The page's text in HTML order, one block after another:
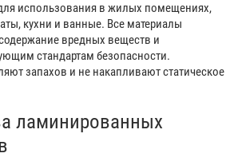
использования в жилых помещениях,
кухни и ванные. Все материалы
вредных веществ и
стандартам безопасности.
запахов и не накапливают статическое
ламинированных